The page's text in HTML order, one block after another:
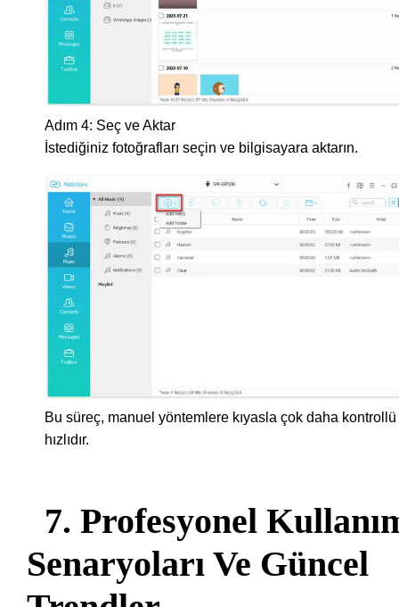
Adım 4: Seç ve Aktar
İstediğiniz fotoğrafları seçin ve bilgisayara aktarın.
Bu süreç, manuel yöntemlere kıyasla çok daha
hızlıdır.
7. Profesyonel
Senaryoları Ve Güncel